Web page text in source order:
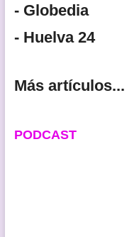
- Globedia
- Huelva 24
Más artículos...
PODCAST